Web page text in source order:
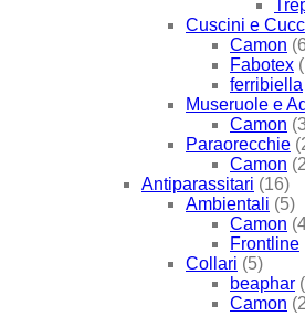
Cuscini e
Camon
Fabotex
ferribiella
Museruole e
Camon
Paraorecchie
Camon
Antiparassitari (16)
Ambientali (5)
Camon
Frontline
Collari (5)
beaphar
Camon